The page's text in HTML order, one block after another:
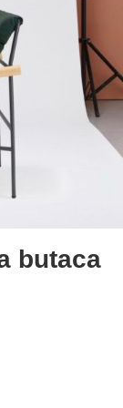
butaca